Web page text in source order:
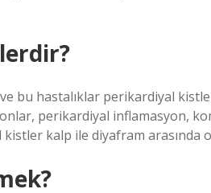
bu hastalıklar perikardiyal
perikardiyal inflamasyon,
kalp ile diyafram arasında